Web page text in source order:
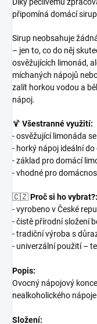
připomíná domácí
Sirup neobsahuje
– jen to, co do něj
osvěžujících limonád,
míchaných nápojů
zalít horkou vodou a
nápoj.
🍹 Všestranné využití:
- osvěžující limonáda
- horký nápoj ideální
- základ pro domácí
- vhodné pro
🇨🇿Proč si ho vybrat?:
- vyrobeno v České
- čistě přírodní složení
- tradiční výroba s
- univerzální použití –
Popis:
Ovocný nápojový
nealkoholického
Složení: